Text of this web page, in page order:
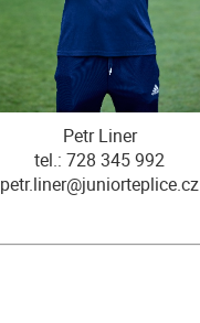
Petr Liner
tel.: 728 345 992
petr.liner@juniorteplice.cz